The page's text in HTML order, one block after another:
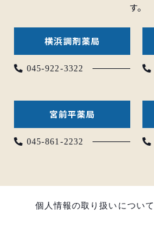
す。
横浜調剤薬局
045-922-3322
宮前平薬局
045-861-2232
個人情報の取り扱いについて